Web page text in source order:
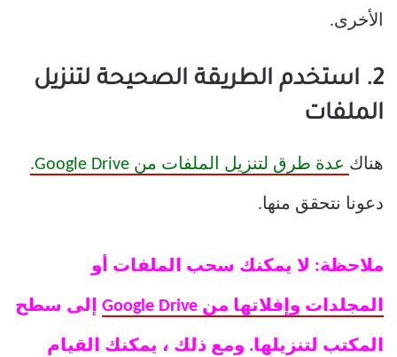
الأخرى.
2. استخدم الطريقة الصحيحة لتنزيل
الملفات
هناك عدة طرق لتنزيل الملفات من Google Drive.
دعونا نتحقق منها.
ملاحظة: لا يمكنك سحب الملفات أو
المجلدات وإفلاتها من Google Drive إلى سطح
المكتب لتنزيلها. ومع ذلك ، يمكنك القيام